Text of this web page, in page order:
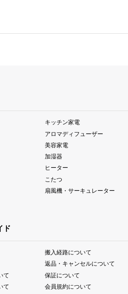
キッチン家電
アロマディフューザー
美容家電
加湿器
ヒーター
こたつ
扇風機・サーキュレーター
ド
て
て
搬入経路について
返品・キャンセルについて
保証について
会員規約について